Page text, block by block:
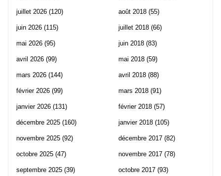
juillet 2026 (120)
juin 2026 (115)
mai 2026 (95)
avril 2026 (99)
mars 2026 (144)
février 2026 (99)
janvier 2026 (131)
décembre 2025 (160)
novembre 2025 (92)
octobre 2025 (47)
septembre 2025 (39)
août 2018 (55)
juillet 2018 (66)
juin 2018 (83)
mai 2018 (59)
avril 2018 (88)
mars 2018 (91)
février 2018 (57)
janvier 2018 (105)
décembre 2017 (82)
novembre 2017 (78)
octobre 2017 (93)